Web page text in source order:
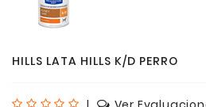
HILLS LATA HILLS K/D PERRO